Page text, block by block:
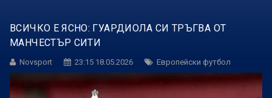
ВСИЧКО Е ЯСНО: ГУАРДИОЛА СИ ТРЪГВА ОТ
МАНЧЕСТЪР СИТИ
Novsport 23:15 18.05.2026 Европейски футбол